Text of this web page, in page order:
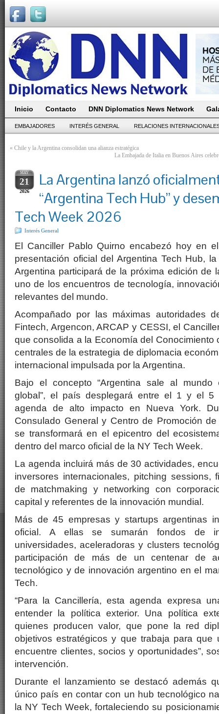
Inicio Contacto DNN Diplomatics News Network
EMBAJADORES INTERÉS GENERAL RELACIONES
« Chile y la Argentina consolidan una alianza estratégica
La Embajada de Italia en Buenos Aires
MAY
21
2026
La Argentina lanzó
“Argentina Tech Hub” y
Tech Week 2026
Interés General
El Canciller Pablo Quirno encabezó hoy en
presentación oficial del Argentina Tech Hub,
Argentina participará de la próxima edición de
uno de los encuentros de tecnología,
relevantes del mundo.
Acompañado por las máximas autoridades
Fintech, Argencon, ARCAP y CESSI, el
que consolida a la Economía del Conocimiento
centrales de la estrategia de diplomacia
internacional impulsada por la Argentina.
Bajo el concepto “Argentina sale al mundo
global”, el país desplegará entre el 1 y el
agenda de alto impacto en Nueva York.
Consulado General y Centro de Promoción
se transformará en el epicentro del
dentro del marco oficial de la NY Tech Week.
La agenda incluirá más de 30 actividades,
inversores internacionales, pitching sessions,
de matchmaking y networking con
capital y referentes de la innovación mundial.
Más de 45 empresas y startups argentinas
oficial. A ellas se sumarán fondos de
universidades, aceleradoras y clusters
participación de más de un centenar de
tecnológico y de innovación argentino en el
Tech.
“Para la Cancillería, esta agenda expresa
entender la política exterior. Una política
quienes producen valor, que pone la red
objetivos estratégicos y que trabaja para que
encuentre clientes, socios y oportunidades”,
intervención.
Durante el lanzamiento se destacó además
único país en contar con un hub tecnológico
la NY Tech Week, fortaleciendo su